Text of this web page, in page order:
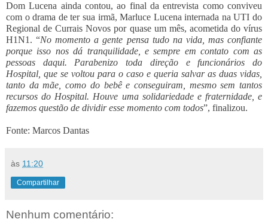
Dom Lucena ainda contou, ao final da entrevista como conviveu
com o drama de ter sua irmã, Marluce Lucena internada na UTI do
Regional de Currais Novos por quase um mês, acometida do vírus
H1N1. “No momento a gente pensa tudo na vida, mas confiante
porque isso nos dá tranquilidade, e sempre em contato com as
pessoas daqui. Parabenizo toda direção e funcionários do
Hospital, que se voltou para o caso e queria salvar as duas vidas,
tanto da mãe, como do bebê e conseguiram, mesmo sem tantos
recursos do Hospital. Houve uma solidariedade e fraternidade, e
fazemos questão de dividir esse momento com todos”, finalizou.
Fonte: Marcos Dantas
às 11:20
Compartilhar
Nenhum comentário: